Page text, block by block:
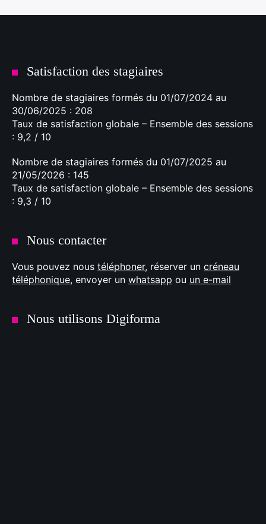
Satisfaction des stagiaires
Nombre de stagiaires formés du 01/07/2024 au
30/06/2025 : 208
Taux de satisfaction globale – Ensemble des sessions
: 9,2 / 10
Nombre de stagiaires formés du 01/07/2025 au
21/05/2026 : 145
Taux de satisfaction globale – Ensemble des sessions
: 9,3 / 10
Nous contacter
Vous pouvez nous téléphoner, réserver un créneau
téléphonique, envoyer un whatsapp ou un e-mail
Nous utilisons Digiforma